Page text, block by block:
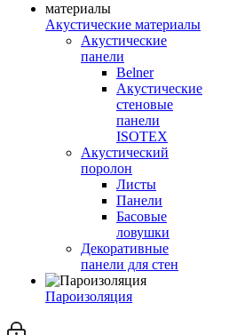
Акустические материалы
Акустические
панели
Belner
Акустические
стеновые
панели
ISOTEX
Акустический
поролон
Листы
Панели
Басовые
ловушки
Декоративные
панели для стен
Пароизоляция